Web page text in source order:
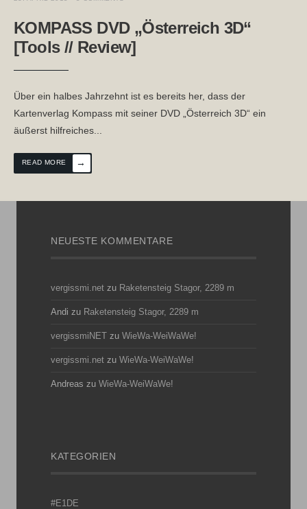
KOMPASS DVD „Österreich 3D“
[Tools // Review]
Über ein halbes Jahrzehnt ist es bereits her, dass der
Kartenverlag Kompass mit seiner DVD „Österreich 3D“ ein
äußerst hilfreiches
READ MORE →
NEUESTE KOMMENTARE
vergissmi.net zu Raketensteig Stagor, 2289 m
Andi zu Raketensteig Stagor, 2289 m
vergissmiNET zu WieWa-WeiWaWe!
vergissmi.net zu WieWa-WeiWaWe!
Andreas zu WieWa-WeiWaWe!
KATEGORIEN
#E1DE